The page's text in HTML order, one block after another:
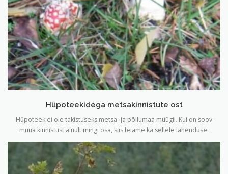
Hüpoteekidega metsakinnistute ost
Hüpoteek ei ole takistuseks metsa- ja põllumaa müügil. Kui on soov
müüa kinnistust ainult mingi osa, siis leiame ka sellele lahenduse.